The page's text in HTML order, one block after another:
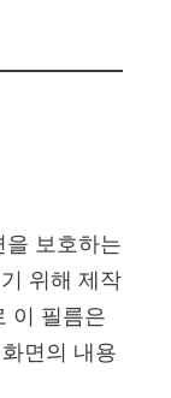
보호하는
위해 제작
이 필름은
면의 내용